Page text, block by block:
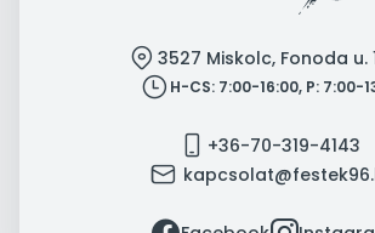
location 3527 Miskolc, Fonoda u.
clock H-CS: 7:00-16:00, P: 7:00-
mobile +36-70-319-4143
mail